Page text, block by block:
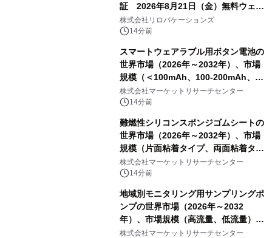
証 2026年8月21日（金）無料ウェビ
ナー開催
株式会社リロバケーションズ
14分前
スマートウェアラブル用ボタン電池の
世界市場（2026年～2032年）、市場
規模（＜100mAh、100-200mAh、＞
200mAh）・分析レポートを発表
株式会社マーケットリサーチセンター
14分前
難燃性シリコンスポンジゴムシートの
世界市場（2026年～2032年）、市場
規模（片面粘着タイプ、両面粘着タイ
プ）・分析レポートを発表
株式会社マーケットリサーチセンター
14分前
地域別モニタリング用サンプリングポ
ンプの世界市場（2026年～2032
年）、市場規模（高流量、低流量）・
分析レポートを発表
株式会社マーケットリサーチセンター